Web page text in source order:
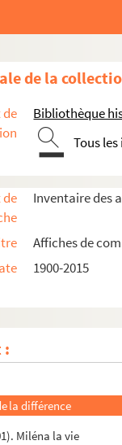
de la
Bibliothèque
Tous
Inventaire des
Affiches de
1900-2015
:
Louis Dance
chambre de Paris
française
la différence
Miléna la vie